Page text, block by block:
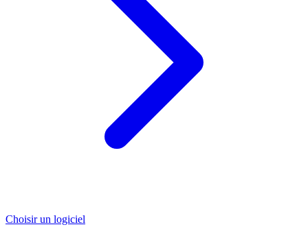
Choisir un logiciel